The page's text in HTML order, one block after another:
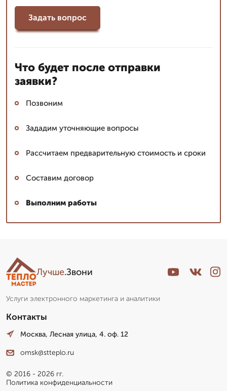
Задать вопрос
Что будет после отправки
заявки?
Позвоним
Зададим уточняющие вопросы
Рассчитаем предварительную стоимость и сроки
Составим договор
Выполним работы
Лучше.Звони
Услуги электронного маркетинга и аналитики
Контакты
Москва, Лесная улица, 4. оф. 12
omsk@stteplo.ru
© 2016 - 2026 гг.
Политика конфиденциальности